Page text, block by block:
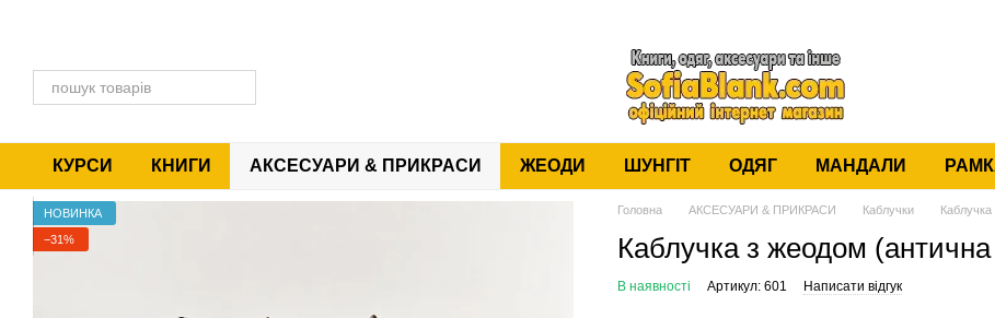
КУРСИ КНИГИ АКСЕСУАРИ & ПРИКРАСИ ЖЕОДИ ШУНГІТ ОДЯГ МАНДАЛИ
НОВИНКА
−31%
Головна АКСЕСУАРИ & ПРИКРАСИ Каблучки
Каблучка з жеодом
В наявності Артикул: 601 Написати відгук